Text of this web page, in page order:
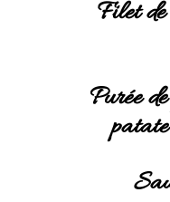
Filet de
Purée